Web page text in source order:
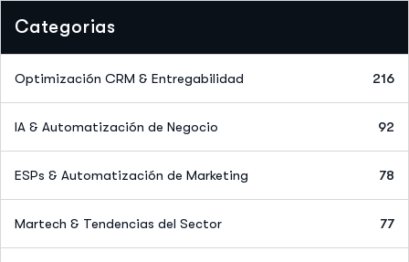
Categorias
Optimización CRM & Entregabilidad 216
IA & Automatización de Negocio 92
ESPs & Automatización de Marketing 78
Martech & Tendencias del Sector 77